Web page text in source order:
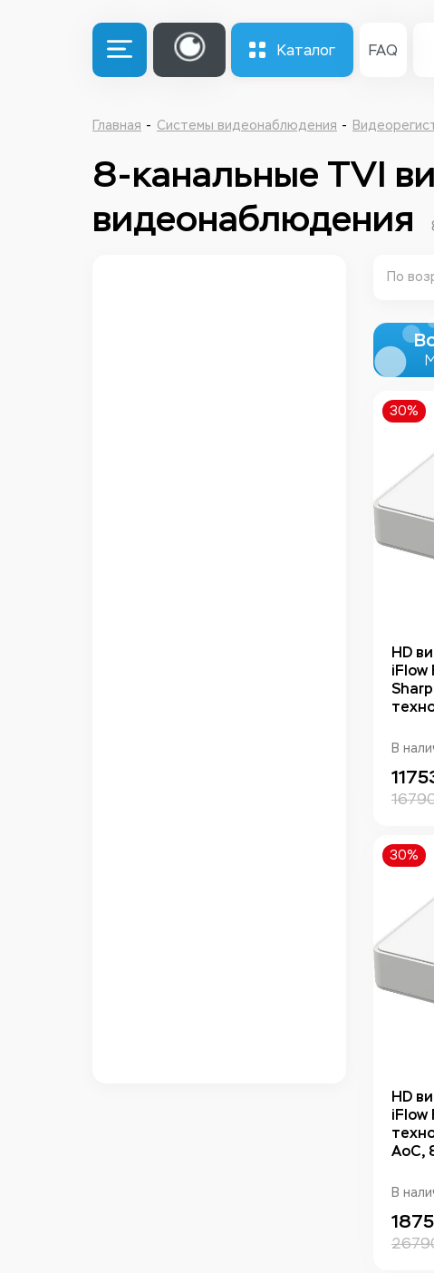
Каталог FAQ
Главная Системы видеонаблюдения
8-канальные TVI
видеонаблюдения
По
30%
HD
iFlow
В
30%
HD
iFlow
AoC,
В